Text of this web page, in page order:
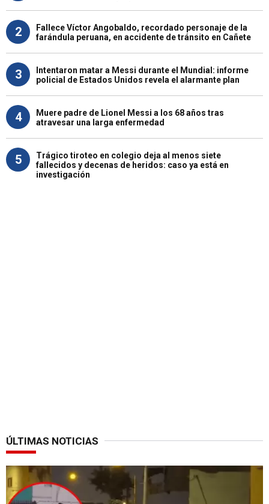
2
Fallece Víctor Angobaldo, recordado personaje de la
farándula peruana, en accidente de tránsito en Cañete
3
Intentaron matar a Messi durante el Mundial: informe
policial de Estados Unidos revela el alarmante plan
4
Muere padre de Lionel Messi a los 68 años tras
atravesar una larga enfermedad
5
Trágico tiroteo en colegio deja al menos siete
fallecidos y decenas de heridos: caso ya está en
investigación
ÚLTIMAS NOTICIAS